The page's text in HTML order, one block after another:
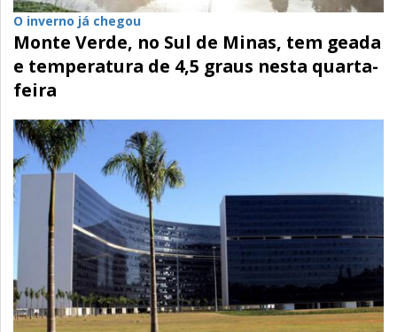
O inverno já chegou
Monte Verde, no Sul de Minas, tem geada
e temperatura de 4,5 graus nesta quarta-
feira